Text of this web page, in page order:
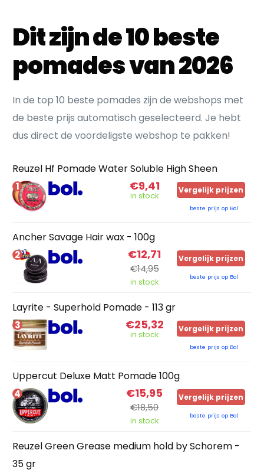
Dit zijn de 10 beste
pomades van 2026
In de top 10 beste pomades zijn de webshops met
de beste prijs automatisch geselecteerd. Je hebt
dus direct de voordeligste webshop te pakken!
Reuzel Hf Pomade Water Soluble High Sheen
1 €9,41
in stock
Vergelijk prijzen
beste prijs op Bol
Ancher Savage Hair wax - 100g
2 €12,71
€14,95
in stock
Vergelijk prijzen
beste prijs op Bol
Layrite - Superhold Pomade - 113 gr
3 €25,32
in stock
Vergelijk prijzen
beste prijs op Bol
Uppercut Deluxe Matt Pomade 100g
4 €15,95
€18,50
in stock
Vergelijk prijzen
beste prijs op Bol
Reuzel Green Grease medium hold by Schorem -
35 gr